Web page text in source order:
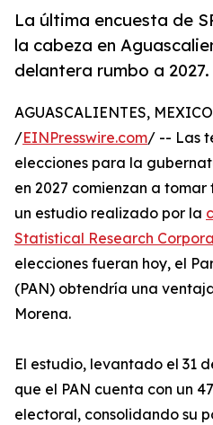
La última encuesta de
la cabeza en
delantera rumbo a 2027.
AGUASCALIENTES,
/EINPresswire.com/ -- Las
elecciones para la
en 2027 comienzan a
un estudio realizado por la
Statistical Research
elecciones fueran hoy, el
(PAN) obtendría una
Morena.
El estudio, levantado el 31
que el PAN cuenta con un
electoral, consolidando su